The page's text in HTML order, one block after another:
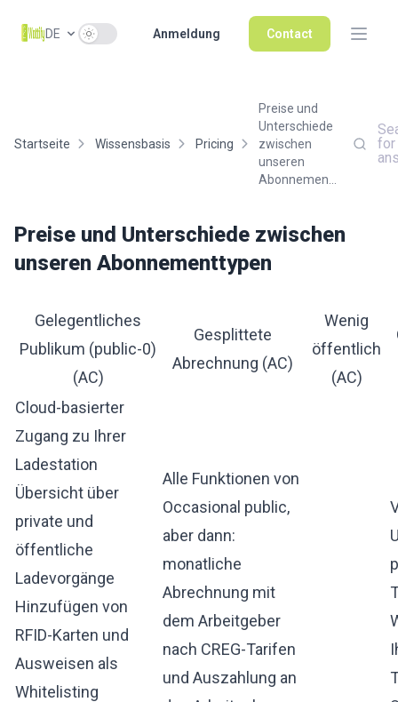
DE Use setting Anmeldung Contact
Startseite Wissensbasis Pricing
Preise und
Unterschiede
zwischen
unseren
Abonnemen...
for
Preise und Unterschiede zwischen
unseren Abonnementtypen
Gelegentliches
Publikum (public-0)
(AC)
Gesplittete
Abrechnung (AC)
Wenig
öffentlich
(AC)
Cloud-basierter
Zugang zu Ihrer
Ladestation
Übersicht über
private und
öffentliche
Ladevorgänge
Hinzufügen von
RFID-Karten und
Ausweisen als
Whitelisting
Alle Funktionen von
Occasional public,
aber dann:
monatliche
Abrechnung mit
dem Arbeitgeber
nach CREG-Tarifen
und Auszahlung an